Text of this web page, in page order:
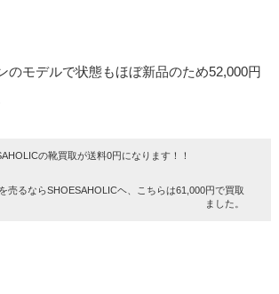
のモデルで状態もほぼ新品のため52,000円
の靴買取が送料0円になります！！
売るならSHOESAHOLICヘ、こちらは61,000円で買取
ました。